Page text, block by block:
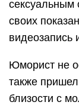
сексуальным
своих
видеозапись
Юморист не
также
близости с